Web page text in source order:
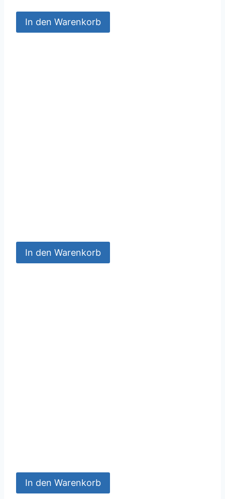
In den Warenkorb
In den Warenkorb
In den Warenkorb